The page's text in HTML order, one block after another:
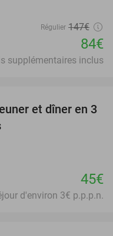
Régulier 147€
84€
supplémentaires inclus
et dîner en 3
45€
d'environ 3€ p.p.p.n.